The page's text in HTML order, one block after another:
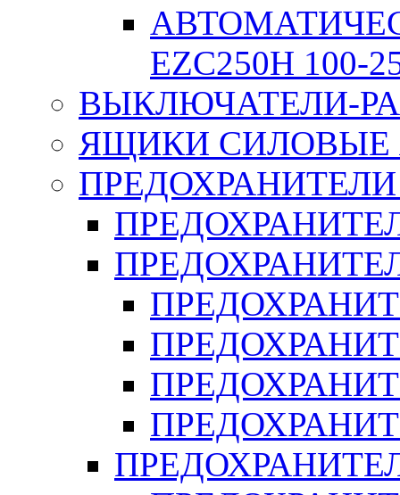
EZC250H 100-
ВЫКЛЮЧАТЕЛИ-
ЯЩИКИ СИЛОВЫЕ